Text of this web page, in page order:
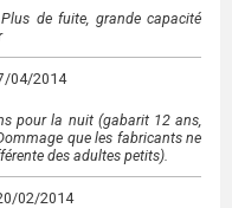
de fuite, grande capacité
04/2014
pour la nuit (gabarit 12 ans,
que les fabricants ne
des adultes petits).
02/2014